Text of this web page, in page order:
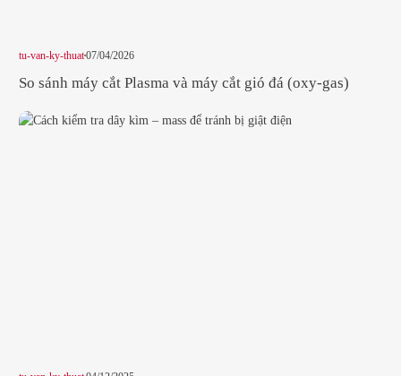
tu-van-ky-thuat07/04/2026
So sánh máy cắt Plasma và máy cắt gió đá (oxy-gas)